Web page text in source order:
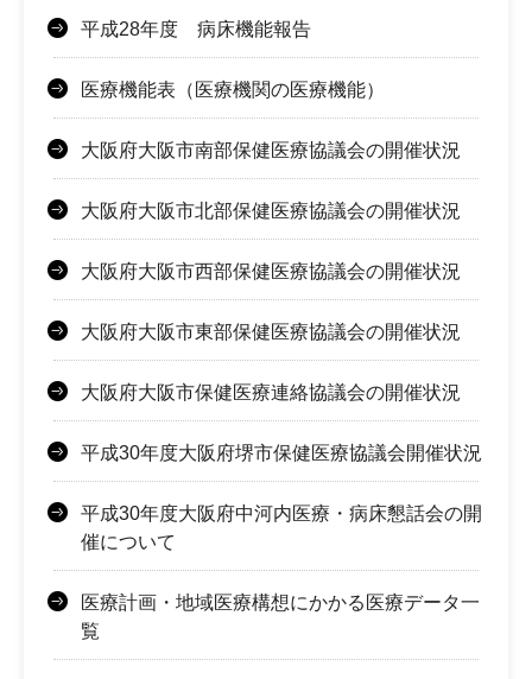
平成28年度 病床機能報告
医療機能表（医療機関の医療機能）
大阪府大阪市南部保健医療協議会の開催状況
大阪府大阪市北部保健医療協議会の開催状況
大阪府大阪市西部保健医療協議会の開催状況
大阪府大阪市東部保健医療協議会の開催状況
大阪府大阪市保健医療連絡協議会の開催状況
平成30年度大阪府堺市保健医療協議会開催状況
平成30年度大阪府中河内医療・病床懇話会の開
催について
医療計画・地域医療構想にかかる医療データ一
覧